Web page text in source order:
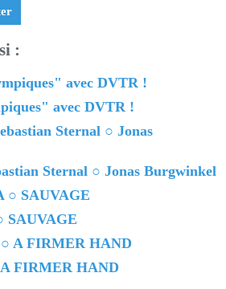
:
avec DVTR !
Sternal ○ Jonas Burgwinkel
FIRMER HAND